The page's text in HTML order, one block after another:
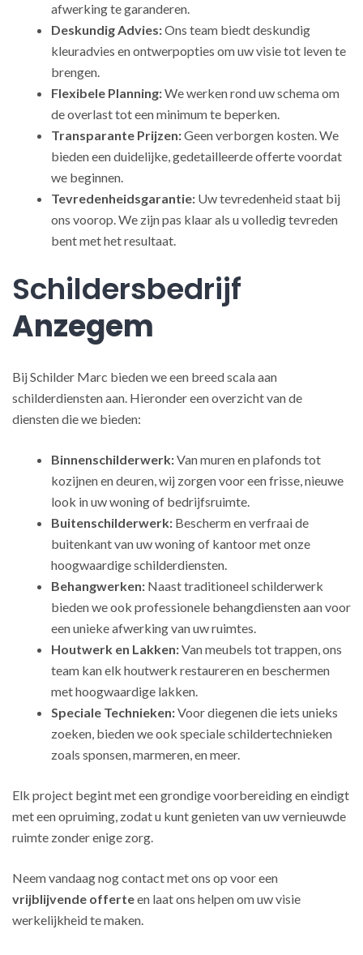
afwerking te garanderen.
Deskundig Advies:Ons team biedt deskundig
kleuradvies en ontwerpopties om uw visie tot leven te
brengen.
Flexibele Planning:We werken rond uw schema om
de overlast tot een minimum te beperken.
Transparante Prijzen:Geen verborgen kosten. We
bieden een duidelijke, gedetailleerde offerte voordat
we beginnen.
Tevredenheidsgarantie: Uw tevredenheid staat bij
ons voorop. We zijn pas klaar als u volledig tevreden
bent met het resultaat.
Schildersbedrijf
Anzegem
Bij Schilder Marc bieden we een breed scala aan
schilderdiensten aan. Hieronder een overzicht van de
diensten die we bieden:
Binnenschilderwerk:Van muren en plafonds tot
kozijnen en deuren, wij zorgen voor een frisse, nieuwe
look in uw woning of bedrijfsruimte.
Buitenschilderwerk: Bescherm en verfraai de
buitenkant van uw woning of kantoor met onze
hoogwaardige schilderdiensten.
Behangwerken: Naast traditioneel schilderwerk
bieden we ook professionele behangdiensten aan voor
een unieke afwerking van uw ruimtes.
Houtwerk en Lakken:Van meubels tot trappen, ons
team kan elk houtwerk restaureren en beschermen
met hoogwaardige lakken.
Speciale Technieken:Voor diegenen die iets unieks
zoeken, bieden we ook speciale schildertechnieken
zoals sponsen, marmeren, en meer.
Elk project begint met een grondige voorbereiding en eindigt
met een opruiming, zodat u kunt genieten van uw vernieuwde
ruimte zonder enige zorg.
Neem vandaag nog contact met ons op voor een
vrijblijvende offerteen laat ons helpen om uw visie
werkelijkheid te maken.